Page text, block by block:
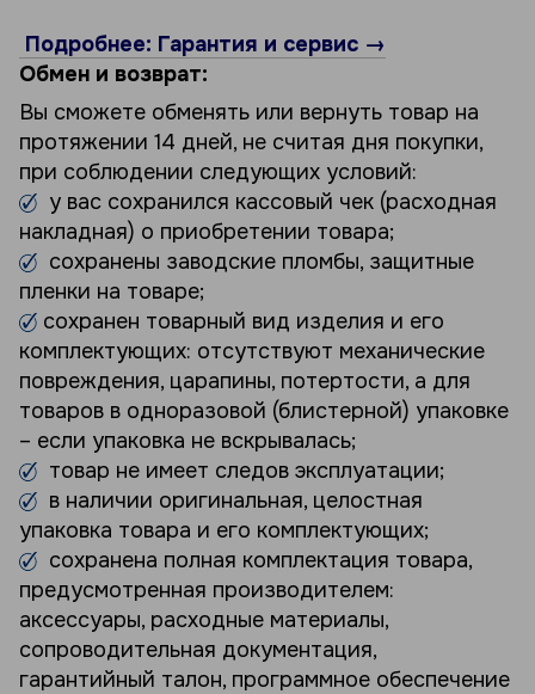
Подробнее: Гарантия и сервис →
Обмен и возврат:
Вы сможете обменять или вернуть товар на
протяжении 14 дней, не считая дня покупки,
при соблюдении следующих условий:
у вас сохранился кассовый чек (расходная
накладная) о приобретении товара;
сохранены заводские пломбы, защитные
пленки на товаре;
сохранен товарный вид изделия и его
комплектующих: отсутствуют механические
повреждения, царапины, потертости, а для
товаров в одноразовой (блистерной) упаковке
– если упаковка не вскрывалась;
товар не имеет следов эксплуатации;
в наличии оригинальная, целостная
упаковка товара и его комплектующих;
сохранена полная комплектация товара,
предусмотренная производителем:
аксессуары, расходные материалы,
сопроводительная документация,
гарантийный талон, программное обеспечение